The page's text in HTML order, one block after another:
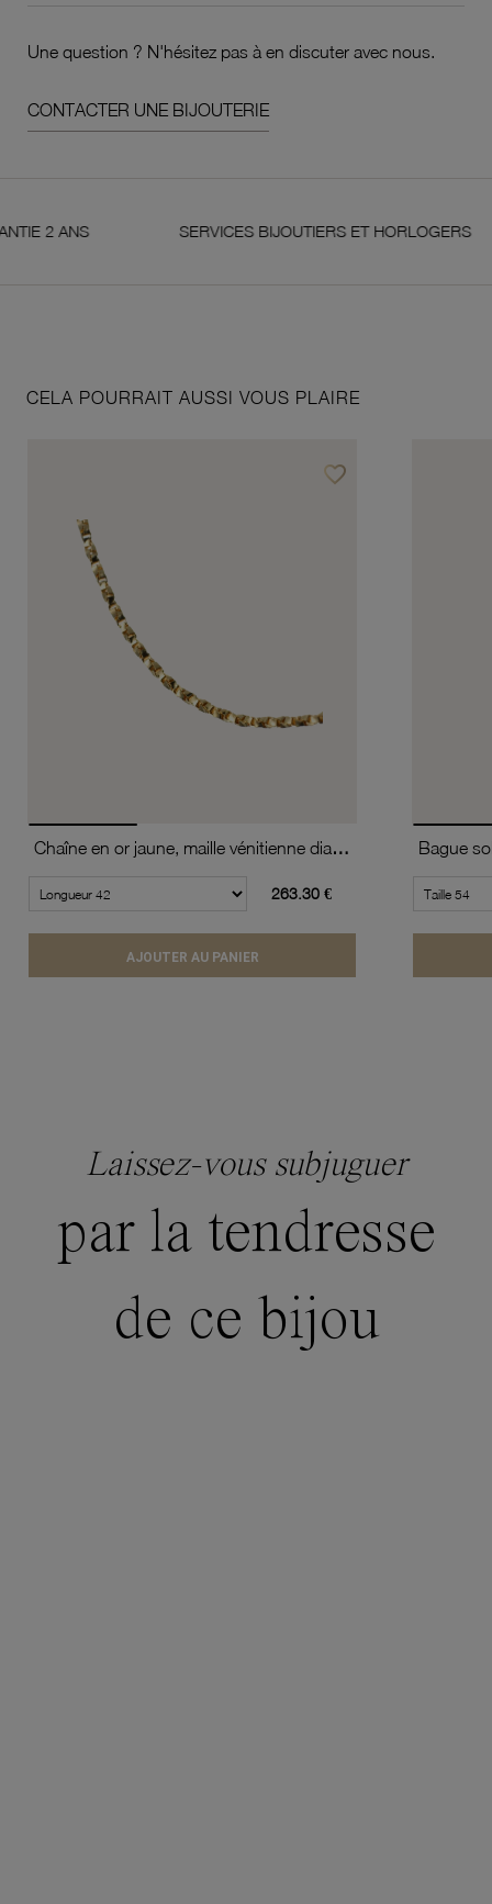
Une question ? N'hésitez pas à en discuter avec nous.
CONTACTER UNE BIJOUTERIE
SERVICES BIJOUTIERS ET HORLOGERS
CELA POURRAIT AUSSI VOUS PLAIRE
favorite_borderAjouter à vos favoris
Chaîne en or jaune, maille vénitienne diamantée et torsadée
263.30 €
AJOUTER AU PANIER
Laissez-vous subjuguer
par la tendresse
de ce bijou